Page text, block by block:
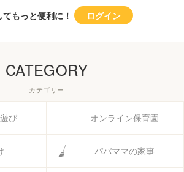
もっと便利に！ ログイン
CATEGORY
カテゴリー
び オンライン保育園
パパママの家事